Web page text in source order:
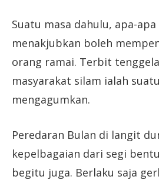
Suatu masa dahulu, apa-
menakjubkan boleh
orang ramai. Terbit
masyarakat silam ialah
mengagumkan.
Peredaran Bulan di langit
kepelbagaian dari segi
begitu juga. Berlaku saja